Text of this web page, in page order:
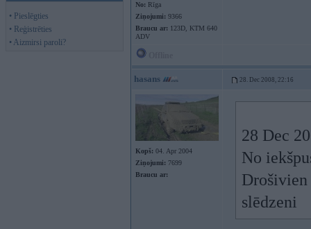
• Pieslēgties
• Reģistrēties
• Aizmirsi paroli?
No: Rīga
Ziņojumi: 9366
Braucu ar: 123D, KTM 640
ADV
hasans 28. Dec 2008, 22:16
Kopš: 04. Apr 2004
Ziņojumi: 7699
Braucu ar:
28 Dec
No
slēdzeni